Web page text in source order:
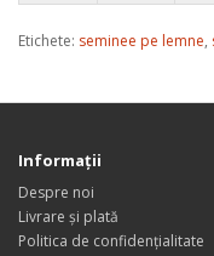
Etichete: seminee pe lemne,
Informaţii
Despre noi
Livrare și plată
Politica de confidențialitate